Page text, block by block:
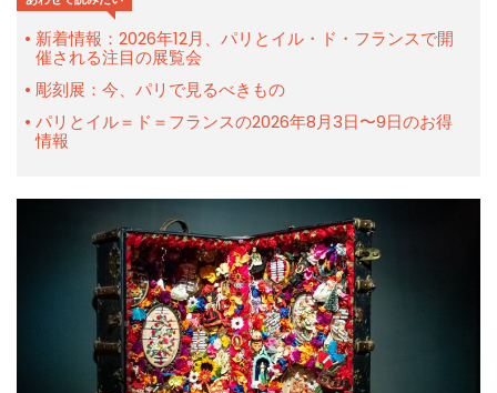
新着情報：2026年12月、パリとイル・ド・フランスで開
催される注目の展覧会
彫刻展：今、パリで見るべきもの
パリとイル＝ド＝フランスの2026年8月3日〜9日のお得
情報